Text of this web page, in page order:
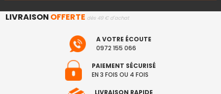
LIVRAISON OFFERTE dès 49 € d'achat
A VOTRE ÉCOUTE
0972 155 066
PAIEMENT SÉCURISÉ
EN 3 FOIS OU 4 FOIS
LIVRAISON RAPIDE